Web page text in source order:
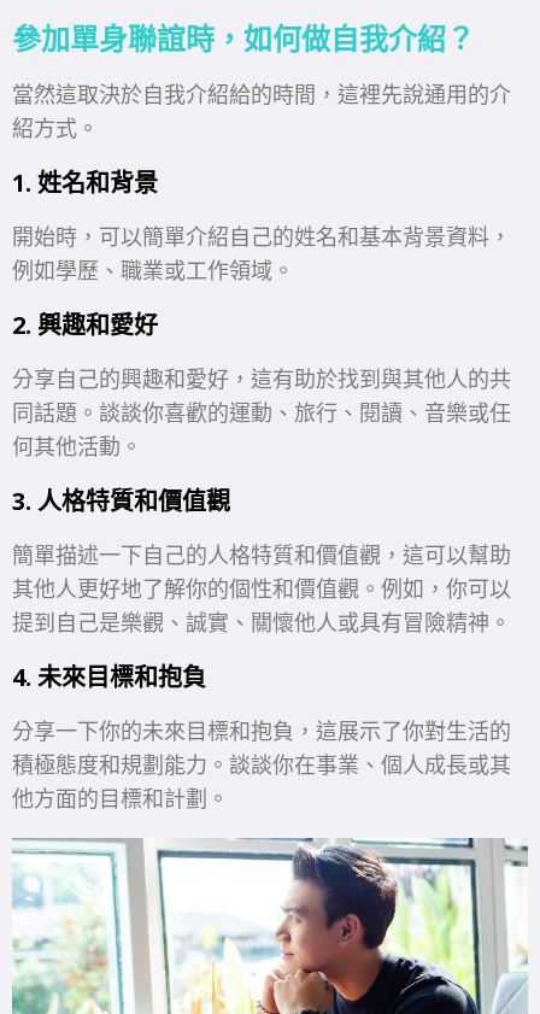
參加單身聯誼時，如何做自我介紹？
當然這取決於自我介紹給的時間，這裡先說通用的介
紹方式。
1. 姓名和背景
開始時，可以簡單介紹自己的姓名和基本背景資料，
例如學歷、職業或工作領域。
2. 興趣和愛好
分享自己的興趣和愛好，這有助於找到與其他人的共
同話題。談談你喜歡的運動、旅行、閱讀、音樂或任
何其他活動。
3. 人格特質和價值觀
簡單描述一下自己的人格特質和價值觀，這可以幫助
其他人更好地了解你的個性和價值觀。例如，你可以
提到自己是樂觀、誠實、關懷他人或具有冒險精神。
4. 未來目標和抱負
分享一下你的未來目標和抱負，這展示了你對生活的
積極態度和規劃能力。談談你在事業、個人成長或其
他方面的目標和計劃。